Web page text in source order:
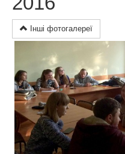
Інші фотогалереї